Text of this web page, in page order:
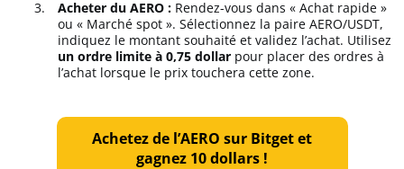
Acheter du AERO : Rendez-vous dans « Achat rapide »
ou « Marché spot ». Sélectionnez la paire AERO/USDT,
indiquez le montant souhaité et validez l’achat. Utilisez
un ordre limite à 0,75 dollar pour placer des ordres à
l’achat lorsque le prix touchera cette zone.
Achetez de l’AERO sur Bitget et
gagnez 10 dollars !